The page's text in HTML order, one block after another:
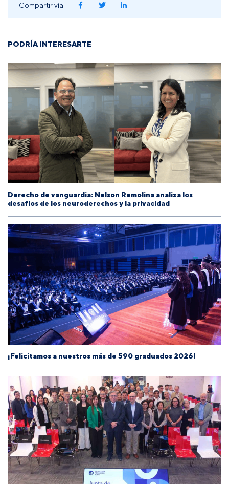
Compartir vía
PODRÍA INTERESARTE
Derecho de vanguardia: Nelson Remolina analiza los
desafíos de los neuroderechos y la privacidad
¡Felicitamos a nuestros más de 590 graduados 2026!